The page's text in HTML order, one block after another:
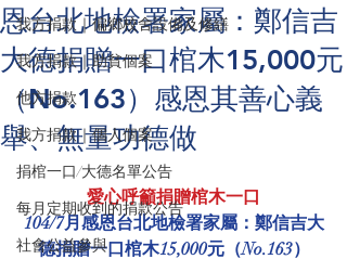
我方捐款｜偏鄉校舍設備及修繕
我方捐款｜助貧個案
他方捐款
我方捐款｜個人個案
捐棺一口/大德名單公告
每月定期收到的捐款公告
社會公益參與
恩台北地檢署家屬：鄭信吉
大德捐贈一口棺木15,000元
（No.163）感恩其善心義
舉、無量功德做
愛心呼籲捐贈棺木一口
104/7月感恩台北地檢署家屬：鄭信吉大
德捐贈一口棺木15,000元（No.163）